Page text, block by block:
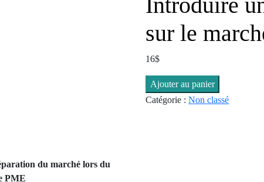
sur le
16$
quantité
de
Ajouter au panier
Catégorie :Non classé
du marché lors du
PME